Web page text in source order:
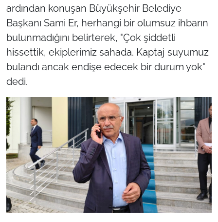
ardından konuşan Büyükşehir Belediye
Başkanı Sami Er, herhangi bir olumsuz ihbarın
bulunmadığını belirterek, "Çok şiddetli
hissettik, ekiplerimiz sahada. Kaptaj suyumuz
bulandı ancak endişe edecek bir durum yok"
dedi.